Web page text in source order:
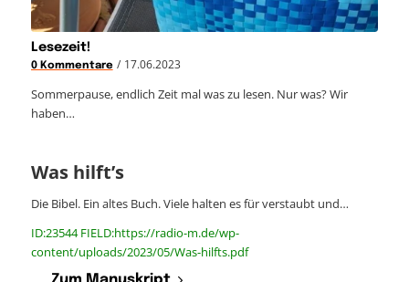
Lesezeit!
0 Kommentare / 17.06.2023
Sommerpause, endlich Zeit mal was zu lesen. Nur was? Wir
haben…
Was hilft’s
Die Bibel. Ein altes Buch. Viele halten es für verstaubt und…
ID:23544 FIELD:https://radio-m.de/wp-
content/uploads/2023/05/Was-hilfts.pdf